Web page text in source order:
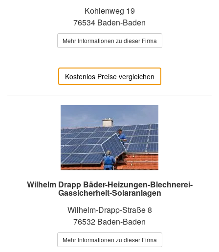
Kohlenweg 19
76534 Baden-Baden
Mehr Informationen zu dieser Firma
Kostenlos Preise vergleichen
Wilhelm Drapp Bäder-Heizungen-Blechnerei-
Gassicherheit-Solaranlagen
Wilhelm-Drapp-Straße 8
76532 Baden-Baden
Mehr Informationen zu dieser Firma